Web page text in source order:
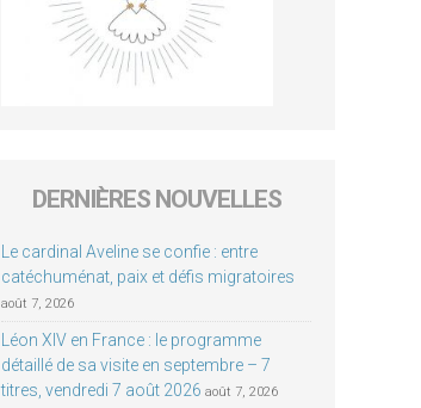
DERNIÈRES NOUVELLES
Le cardinal Aveline se confie : entre
catéchuménat, paix et défis migratoires
août 7, 2026
Léon XIV en France : le programme
détaillé de sa visite en septembre – 7
titres, vendredi 7 août 2026 août 7, 2026